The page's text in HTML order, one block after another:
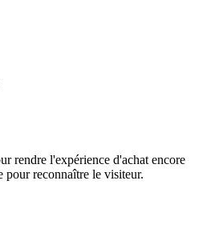
rendre l'expérience d'achat encore
pour reconnaître le visiteur.